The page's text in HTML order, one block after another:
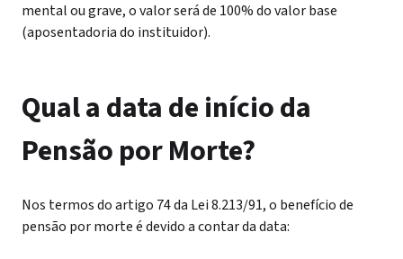
mental ou grave, o valor será de 100% do valor base
(aposentadoria do instituidor).
Qual a data de início da
Pensão por Morte?
Nos termos do artigo 74 da Lei 8.213/91, o benefício de
pensão por morte é devido a contar da data: